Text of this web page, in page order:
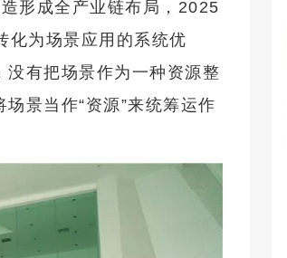
形成全产业链布局，2025
化为场景应用的系统优
没有把场景作为一种资源整
景当作“资源”来统筹运作